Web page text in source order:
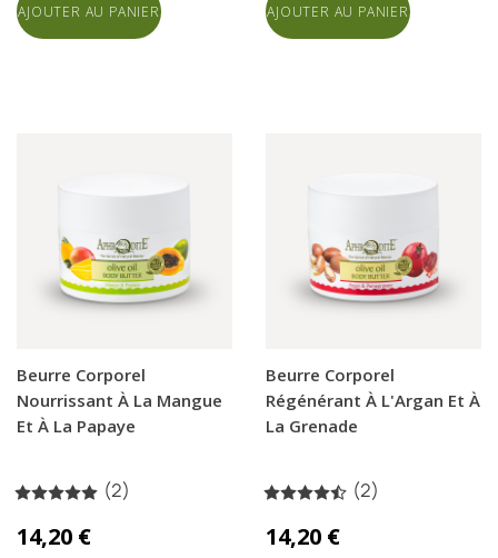
AJOUTER AU PANIER AJOUTER AU PANIER
Beurre Corporel
Nourrissant À La Mangue
Et À La Papaye
(2)
14,20 €
Beurre Corporel
Régénérant À L'Argan Et À
La Grenade
(2)
14,20 €